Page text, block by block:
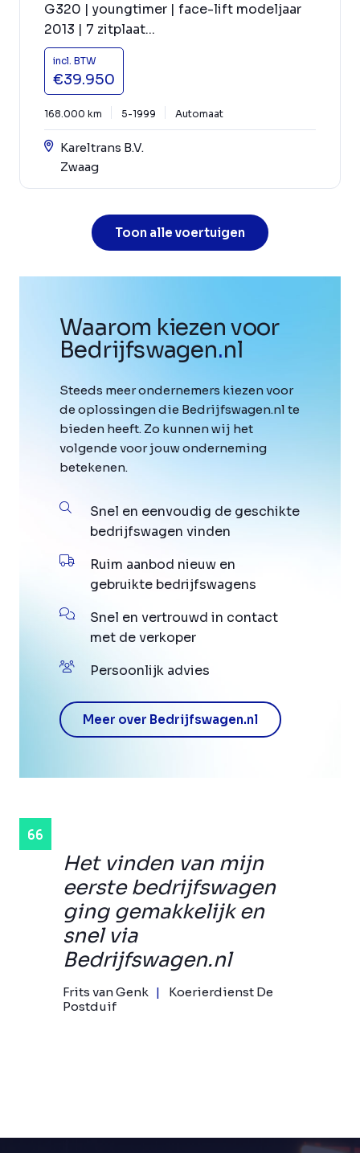
G320 | youngtimer | face-lift modeljaar
2013 | 7 zitplaat...
incl. BTW
€39.950
168.000 km 5-1999 Automaat
Kareltrans B.V.
Zwaag
Toon alle voertuigen
Het vinden van mijn
eerste bedrijfswagen
ging gemakkelijk en
snel via
Bedrijfswagen.nl
Frits van Genk
Koerierdienst De
Postduif
Waarom kiezen voor
Bedrijfswagen.nl
Steeds meer ondernemers kiezen voor
de oplossingen die Bedrijfswagen.nl te
bieden heeft. Zo kunnen wij het
volgende voor jouw onderneming
betekenen.
Snel en eenvoudig de geschikte
bedrijfswagen vinden
Ruim aanbod nieuw en
gebruikte bedrijfswagens
Snel en vertrouwd in contact
met de verkoper
Persoonlijk advies
Meer over Bedrijfswagen.nl